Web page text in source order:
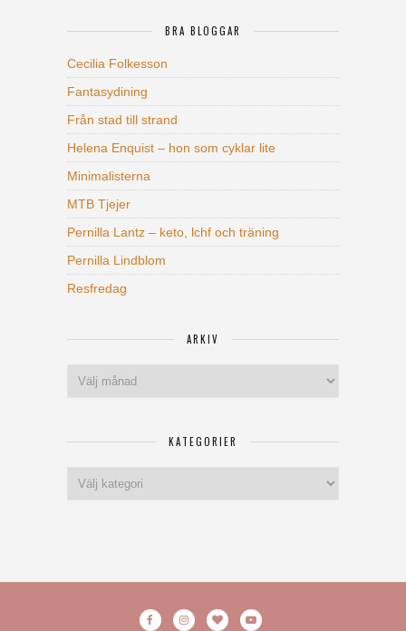
BRA BLOGGAR
Cecilia Folkesson
Fantasydining
Från stad till strand
Helena Enquist – hon som cyklar lite
Minimalisterna
MTB Tjejer
Pernilla Lantz – keto, lchf och träning
Pernilla Lindblom
Resfredag
ARKIV
KATEGORIER